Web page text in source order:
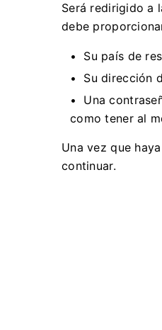
Será redirigido a
debe
Su país de
Su dirección
Una
como tener al
Una vez que
continuar.